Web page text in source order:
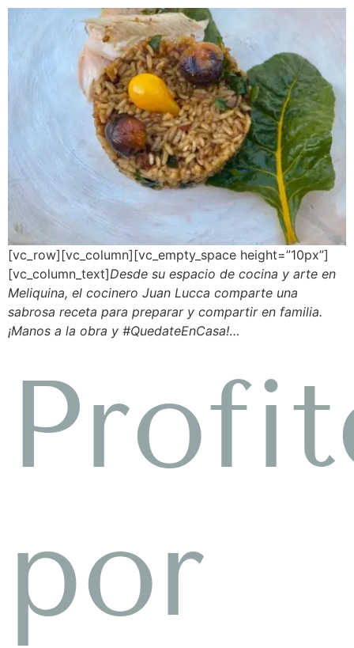
[vc_row][vc_column][vc_empty_space height=”10px”]
[vc_column_text]Desde su espacio de cocina y arte en
Meliquina, el cocinero Juan Lucca comparte una
sabrosa receta para preparar y compartir en familia.
¡Manos a la obra y #QuedateEnCasa!…
por